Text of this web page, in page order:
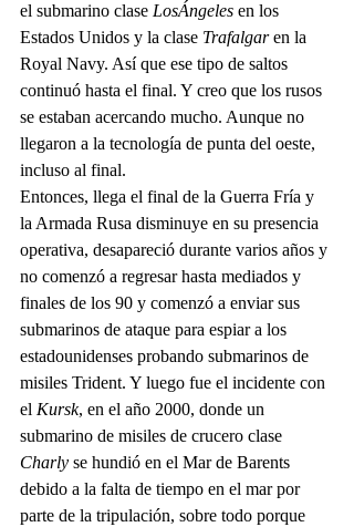
el submarino clase LosÁngeles en los
Estados Unidos y la clase Trafalgar en la
Royal Navy. Así que ese tipo de saltos
continuó hasta el final. Y creo que los rusos
se estaban acercando mucho. Aunque no
llegaron a la tecnología de punta del oeste,
incluso al final.
Entonces, llega el final de la Guerra Fría y
la Armada Rusa disminuye en su presencia
operativa, desapareció durante varios años y
no comenzó a regresar hasta mediados y
finales de los 90 y comenzó a enviar sus
submarinos de ataque para espiar a los
estadounidenses probando submarinos de
misiles Trident. Y luego fue el incidente con
el Kursk, en el año 2000, donde un
submarino de misiles de crucero clase
Charly se hundió en el Mar de Barents
debido a la falta de tiempo en el mar por
parte de la tripulación, sobre todo porque